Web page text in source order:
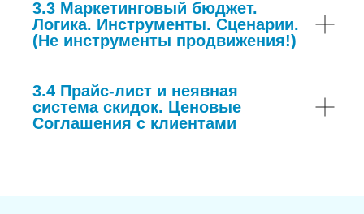
3.3 Маркетинговый бюджет.
Логика. Инструменты. Сценарии.
(Не инструменты продвижения!)
3.4 Прайс-лист и неявная
система скидок. Ценовые
Соглашения с клиентами